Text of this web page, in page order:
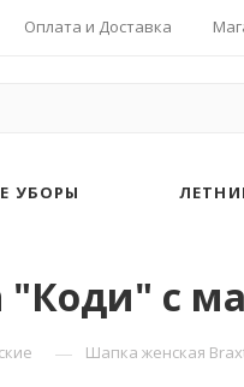
Оплата и Доставка
УБОРЫ
с
— Шапка женская